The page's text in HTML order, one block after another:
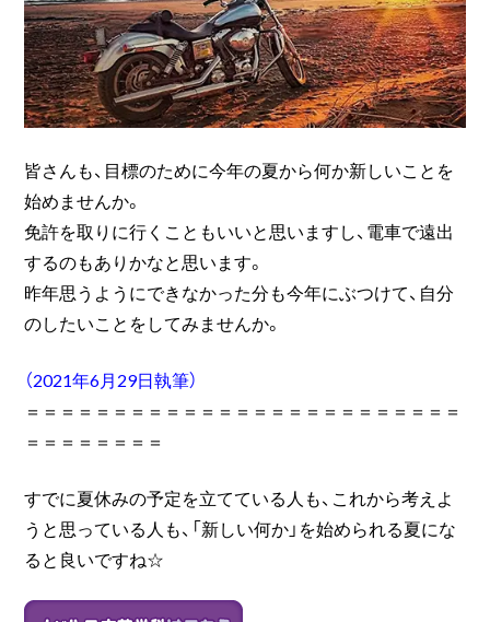
皆さんも、目標のために今年の夏から何か新しいことを
始めませんか。
免許を取りに行くこともいいと思いますし、電車で遠出
するのもありかなと思います。
昨年思うようにできなかった分も今年にぶつけて、自分
のしたいことをしてみませんか。
（2021年6月29日執筆）
＝＝＝＝＝＝＝＝＝＝＝＝＝＝＝＝＝＝＝＝＝＝＝＝＝
＝＝＝＝＝＝＝＝
すでに夏休みの予定を立てている人も、これから考えよ
うと思っている人も、「新しい何か」を始められる夏にな
ると良いですね☆